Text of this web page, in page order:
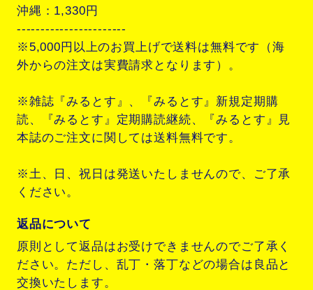
沖縄：1,330円
-----------------------
※5,000円以上のお買上げで送料は無料です（海
外からの注文は実費請求となります）。
※雑誌『みるとす』、『みるとす』新規定期購
読、『みるとす』定期購読継続、『みるとす』見
本誌のご注文に関しては送料無料です。
※土、日、祝日は発送いたしませんので、ご了承
ください。
返品について
原則として返品はお受けできませんのでご了承く
ださい。ただし、乱丁・落丁などの場合は良品と
交換いたします。